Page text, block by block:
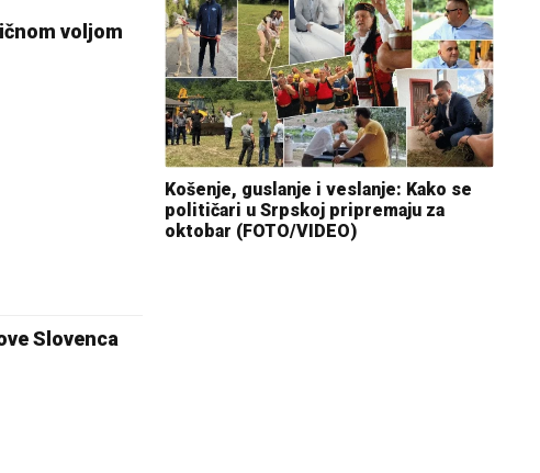
voljom
Slovenca
Košenje, guslanje i veslanje: Kako se
političari u Srpskoj pripremaju za
oktobar (FOTO/VIDEO)